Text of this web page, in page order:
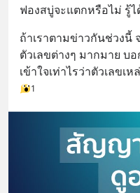
ฟองสบู่จะแตกหรือไม่ รู้ไ
ถ้าเราตามข่าวกันช่วงนี้
ตัวเลขต่างๆ มากมาย
เข้าใจเท่าไรว่าตัวเลขเ
1